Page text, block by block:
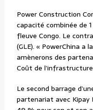
Power Construction
capacité combinée de
fleuve Congo. Le
(GLE). « PowerChina a
amènerons des
Coût de
Le second barrage
partenariat avec Kipay